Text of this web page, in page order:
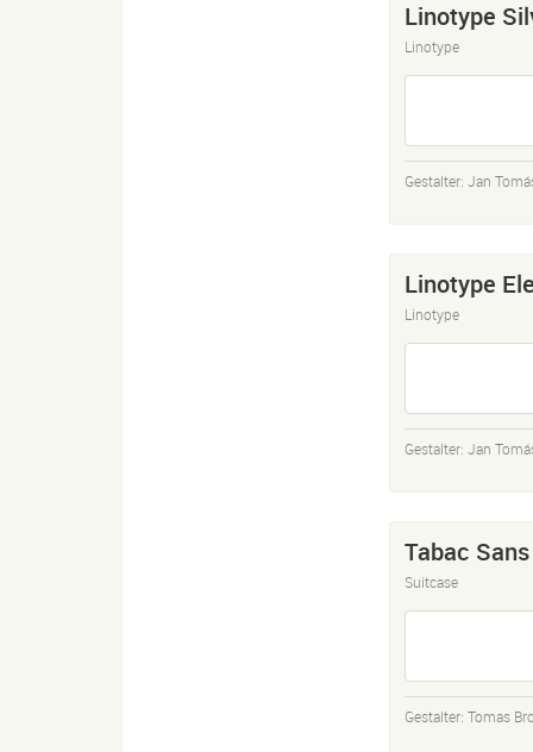
Linotype
Linotype
Gestalter: Jan
Linotype
Linotype
Gestalter: Jan
Tabac Sans
Suitcase
Gestalter: Tomas